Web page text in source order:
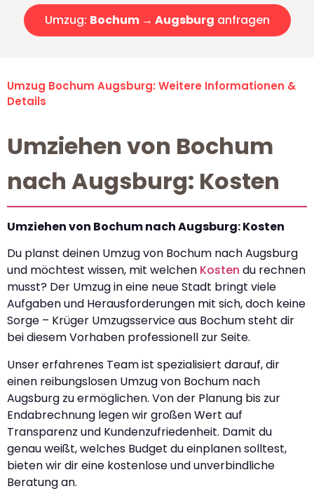
Umzug: Bochum → Augsburg anfragen
Umzug Bochum Augsburg: Weitere Informationen &
Details
Umziehen von Bochum
nach Augsburg: Kosten
Umziehen von Bochum nach Augsburg: Kosten
Du planst deinen Umzug von Bochum nach Augsburg
und möchtest wissen, mit welchen Kosten du rechnen
musst? Der Umzug in eine neue Stadt bringt viele
Aufgaben und Herausforderungen mit sich, doch keine
Sorge – Krüger Umzugsservice aus Bochum steht dir
bei diesem Vorhaben professionell zur Seite.
Unser erfahrenes Team ist spezialisiert darauf, dir
einen reibungslosen Umzug von Bochum nach
Augsburg zu ermöglichen. Von der Planung bis zur
Endabrechnung legen wir großen Wert auf
Transparenz und Kundenzufriedenheit. Damit du
genau weißt, welches Budget du einplanen solltest,
bieten wir dir eine kostenlose und unverbindliche
Beratung an.